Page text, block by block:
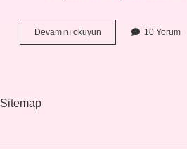
Devamını okuyun
Dört
10 Yorum
Sitemap